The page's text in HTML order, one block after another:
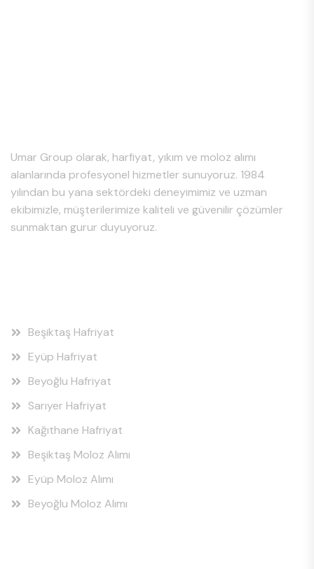
Umar Group olarak, harfiyat, yıkım ve moloz alımı
alanlarında profesyonel hizmetler sunuyoruz. 1984
yılından bu yana sektördeki deneyimimiz ve uzman
ekibimizle, müşterilerimize kaliteli ve güvenilir çözümler
sunmaktan gurur duyuyoruz.
Beşiktaş Hafriyat
Eyüp Hafriyat
Beyoğlu Hafriyat
Sarıyer Hafriyat
Kağıthane Hafriyat
Beşiktaş Moloz Alımı
Eyüp Moloz Alımı
Beyoğlu Moloz Alımı